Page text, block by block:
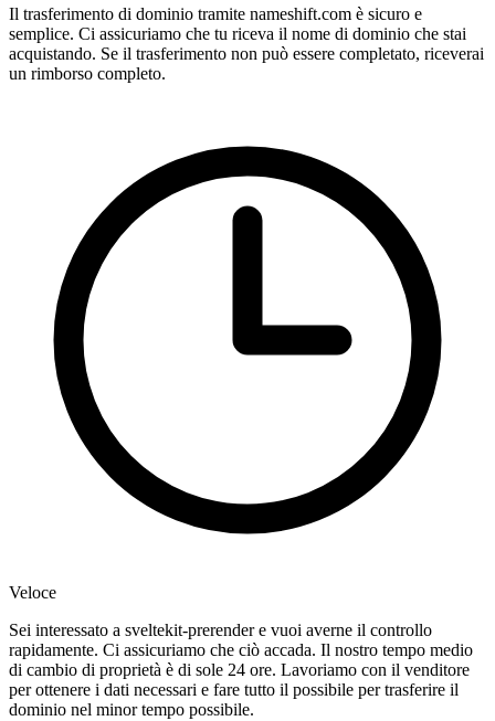
Il trasferimento di dominio tramite nameshift.com è sicuro e
semplice. Ci assicuriamo che tu riceva il nome di dominio che stai
acquistando. Se il trasferimento non può essere completato, riceverai
un rimborso completo.
Veloce
Sei interessato a sveltekit-prerender e vuoi averne il controllo
rapidamente. Ci assicuriamo che ciò accada. Il nostro tempo medio
di cambio di proprietà è di sole 24 ore. Lavoriamo con il venditore
per ottenere i dati necessari e fare tutto il possibile per trasferire il
dominio nel minor tempo possibile.